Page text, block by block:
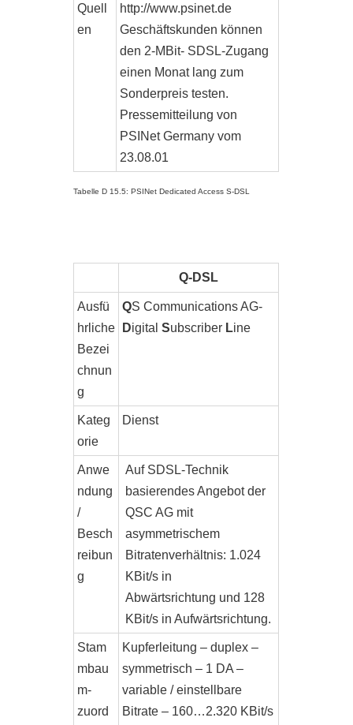
Quell
en
http://www.psinet.de
Geschäftskunden können
den 2-MBit- SDSL-Zugang
einen Monat lang zum
Sonderpreis testen.
Pressemitteilung von
PSINet Germany vom
23.08.01
Tabelle D 15.5: PSINet Dedicated Access S-DSL
Q-DSL
Ausfü
hrliche
Bezei
chnun
g
QS Communications AG-
DigitalSubscriber Line
Kateg
orie
Dienst
Anwe
ndung
/
Besch
reibun
g
Auf SDSL-Technik
basierendes Angebot der
QSC AG mit
asymmetrischem
Bitratenverhältnis: 1.024
KBit/s in
Abwärtsrichtung und 128
KBit/s in Aufwärtsrichtung.
Stam
mbau
m-
zuord
Kupferleitung – duplex –
symmetrisch – 1 DA –
variable / einstellbare
Bitrate – 160…2.320 KBit/s